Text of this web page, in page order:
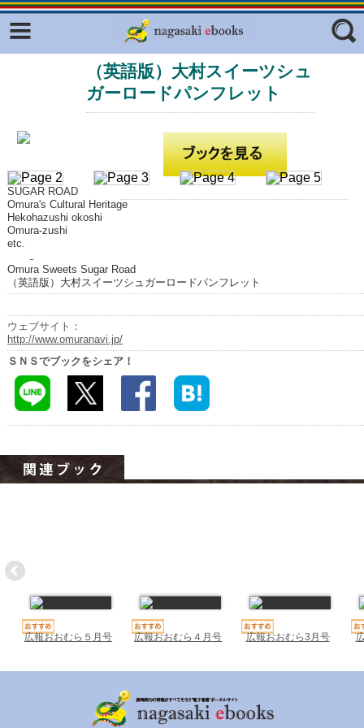
フリーワード
ジャンル
（英語版）大村スイーツシュ
ガーロードパンフレット
SUGAR ROAD
Omura's Cultural Heritage
Hekohazushi okoshi
Omura-zushi
etc.
Omura Sweets Sugar Road
（英語版）大村スイーツシュガーロードパンフレット
ウェブサイト：
http://www.omuranavi.jp/
ＳＮＳでブックをシェア！
広報おおむら５月号 広報おおむら４月号 広報おおむら3月号
Facebook
ふくいろキラリプロジェクト
東京観光デジタルパンフレットギャ
ラリー（TOKYO Brochures）
コンテンツ
広報誌ナビ
長崎と天草地方の潜伏キリシタン
大学・専門学校ナビ
ハイスクールナビ
小・中学校ナビ
ながよebooks
はさみebooks
ながさき市ebooks
長崎MICE観光マップ